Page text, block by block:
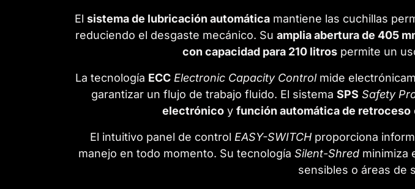
El sistema de lubricación automáticamantiene las cuchillas
reduciendo el desgaste mecánico. Su amplia abertura de 405
con capacidad para 210 litros permite un
La tecnología ECC Electronic Capacity Controlmide
garantizar un flujo de trabajo fluido. El sistema SPS Safety
electrónicoy función automática de retroceso
El intuitivo panel de control EASY-SWITCHproporciona
manejo en todo momento. Su tecnología Silent-Shredminimiza
sensibles o áreas de